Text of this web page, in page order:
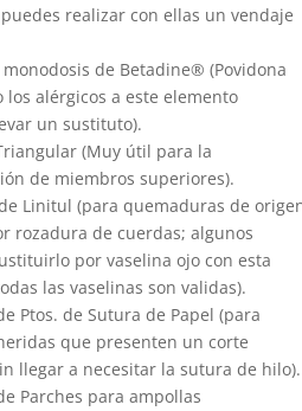
puedes realizar con ellas un vendaje
de Betadine® (Povidona
los alérgicos a este elemento
un sustituto).
(Muy útil para la
de miembros superiores).
Linitul (para quemaduras de
rozadura de cuerdas; algunos
por vaselina ojo con esta
las vaselinas son validas).
Ptos. de Sutura de Papel (para
que presenten un corte
llegar a necesitar la sutura de hilo).
Parches para ampollas